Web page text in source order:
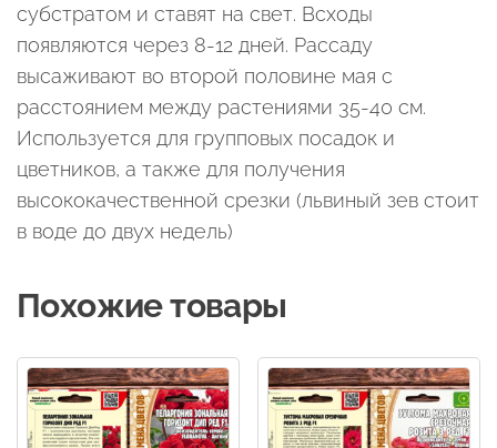
субстратом и ставят на свет. Всходы
появляются через 8-12 дней. Рассаду
высаживают во второй половине мая с
расстоянием между растениями 35-40 см.
Используется для групповых посадок и
цветников, а также для получения
высококачественной срезки (львиный зев стоит
в воде до двух недель)
Похожие товары